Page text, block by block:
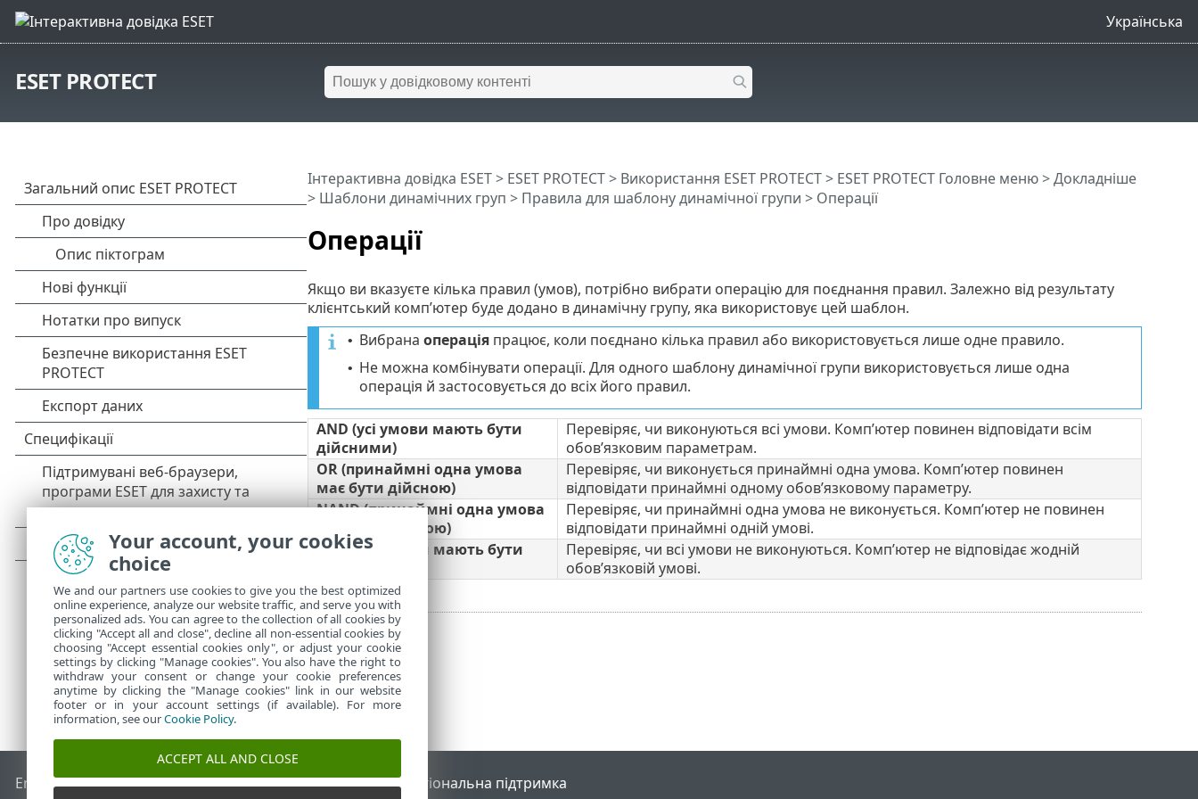
Українська
ESET PROTECT
Операції
Інтерактивна довідка ESET> ESET PROTECT> Використання ESET PROTECT> ESET PROTECT Головне меню>Докладніше
> Шаблони динамічних груп > Правила для шаблону динамічної групи > Операції
Якщо ви вказуєте кілька правил (умов), потрібно вибрати операцію для поєднання правил. Залежно від результату
клієнтський комп’ютер буде додано в динамічну групу, яка використовує цей шаблон.
• Вибрана операціяпрацює, коли поєднано кілька правил або використовується лише одне правило.
• Не можна комбінувати операції. Для одного шаблону динамічної групи використовується лише одна
операція й застосовується до всіх його правил.
AND (усі умови мають бути
дійсними)
Перевіряє, чи виконуються всі умови. Комп’ютер повинен відповідати всім
обов’язковим параметрам.
OR (принаймні одна умова
має бути дійсною)
Перевіряє, чи виконується принаймні одна умова. Комп’ютер повинен
відповідати принаймні одному обов’язковому параметру.
NAND (принаймні одна умова
має бути хибною)
Перевіряє, чи принаймні одна умова не виконується. Комп’ютер не повинен
відповідати принаймні одній умові.
NOR (усі умови мають бути
Перевіряє, чи всі умови не виконуються. Комп’ютер не відповідає жодній
обов’язковій умові.
End of LifeБаза знань ESETФорум ESETESET Status Portal Регіональна підтримка
Your account, your cookies
choice
We and our partners use cookies to give you the best optimized
online experience, analyze our website traffic, and serve you with
personalized ads. You can agree to the collection of all cookies by
clicking "Accept all and close", decline all non-essential cookies by
choosing "Accept essential cookies only", or adjust your cookie
settings by clicking "Manage cookies". You also have the right to
withdraw your consent or change your cookie preferences
anytime by clicking the "Manage cookies" link in our website
footer or in your account settings (if available). For more
information, see ourCookie Policy.
ACCEPT ALL AND CLOSE